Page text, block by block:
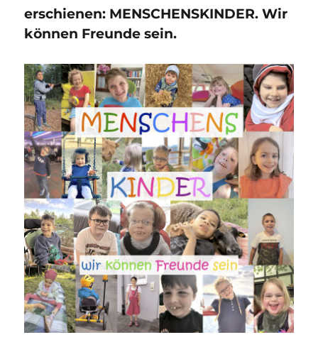
erschienen: MENSCHENSKINDER. Wir
können Freunde sein.